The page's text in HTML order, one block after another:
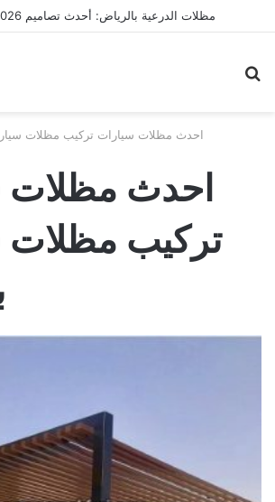
مظلات الدرعية بالرياض: أحدث تصاميم 2026 بأسعار تنافسية
احدث مظلات سيارات تركيب مظلات
احدث مظلات
تركيب مظلات